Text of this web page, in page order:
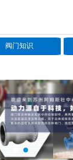
阀门知识